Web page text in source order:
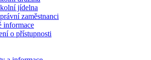
jídelna
zaměstnanci
informace
o přístupnosti